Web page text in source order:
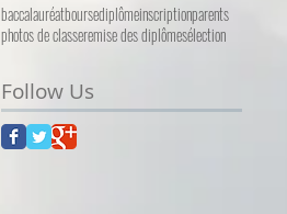
baccalauréatboursediplômeinscriptionparents
photos de classeremise des diplômesélection
Follow Us